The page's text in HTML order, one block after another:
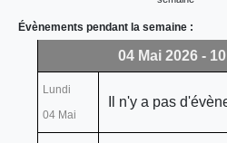
Évènements pendant la semaine :
04 Mai 2026 -
Lundi
04 Mai
Il n'y a pas